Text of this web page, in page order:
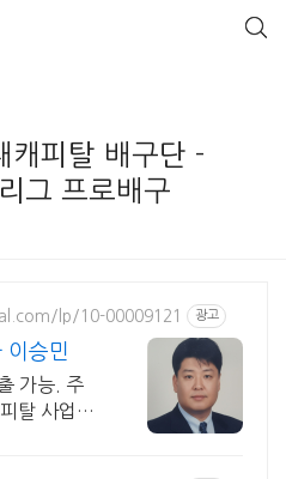
캐피탈 배구단 -
그 프로배구
lp/10-00009121 광고
이승민
가능. 주
탈 사업자